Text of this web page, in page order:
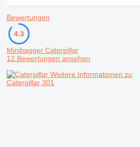
Bewertungen
4.3
Minibagger Caterpillar
12 Bewertungen ansehen
Weitere Informationen zu
Caterpillar 301